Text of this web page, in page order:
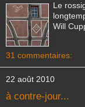
Le
Will
31 commentaires:
22 août 2010
à contre-jour...